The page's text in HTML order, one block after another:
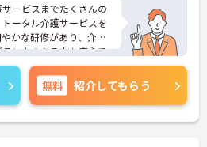
ービスまでたくさんの
ータル介護サービスを
かな研修があり、介護
ンクのある方も安心で
対策ポイントなど、さ
のでお気軽にご相談く
無料 紹介してもらう